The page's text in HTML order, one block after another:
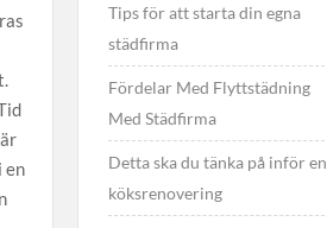
en
Tips för att starta din egna
städfirma
Fördelar Med Flyttstädning
Med Städfirma
Detta ska du tänka på inför en
köksrenovering